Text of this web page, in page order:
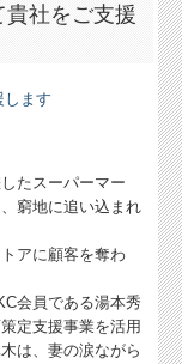
社をご支援
たスーパーマー
窮地に追い込まれ
アに顧客を奪わ
会員である湯本秀
定支援事業を活用
は、妻の涙ながら